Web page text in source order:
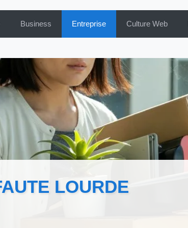
Business Entreprise Culture Web
LOURDE